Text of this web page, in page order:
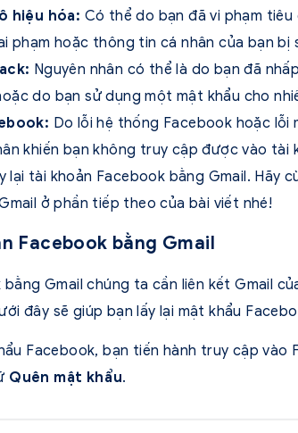
hiệu hóa: Có thể do bạn đã vi phạm
phạm hoặc thông tin cá nhân của bạn bị
Nguyên nhân có thể là do bạn đã
do bạn sử dụng một mật khẩu cho
Do lỗi hệ thống Facebook hoặc lỗi
khiến bạn không truy cập được vào tài
lại tài khoản Facebook bằng Gmail. Hãy
ở phần tiếp theo của bài viết nhé!
Facebook bằng Gmail
Gmail chúng ta cần liên kết Gmail
đây sẽ giúp bạn lấy lại mật khẩu
Facebook, bạn tiến hành truy cập vào
Quên mật khẩu.